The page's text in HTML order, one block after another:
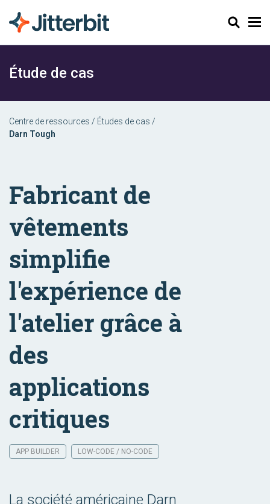
Chercher
Étude de cas
Centre de ressources / Études de cas /
Darn Tough
Fabricant de
vêtements
simplifie
l'expérience de
l'atelier grâce à
des
applications
critiques
APP BUILDER LOW-CODE / NO-CODE
La société américaine Darn